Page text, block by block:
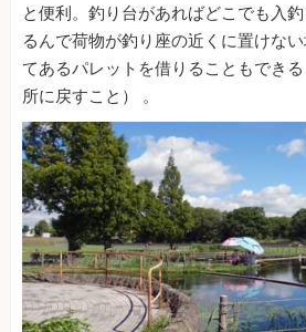
と便利。釣り台があればどこでも入
るんで荷物が釣り座の近くに置けな
てあるパレットを借りることもでき
所に戻すこと） 。